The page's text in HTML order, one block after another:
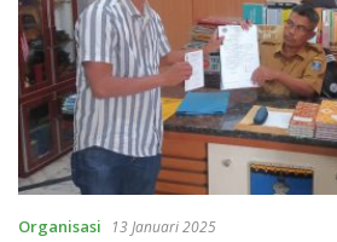
Organisasi 13 Januari 2025